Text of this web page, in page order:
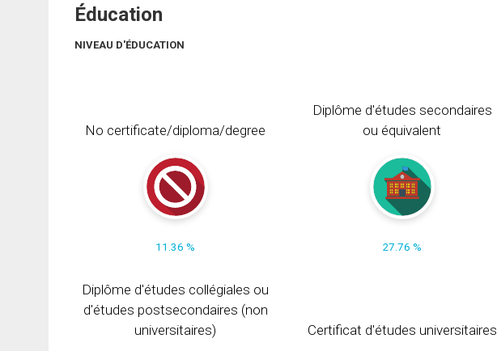
Éducation
NIVEAU D'ÉDUCATION
No certificate/diploma/degree
11.36 %
Diplôme d'études secondaires
ou équivalent
27.76 %
Diplôme d'études collégiales ou
d'études postsecondaires (non
universitaires)
Certificat d'études universitaires